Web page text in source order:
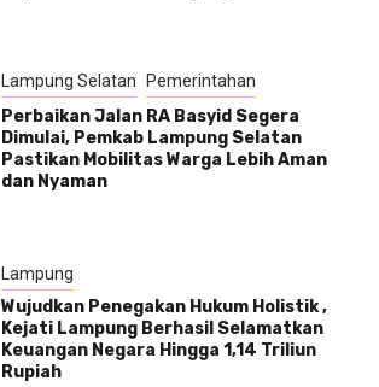
Lampung Selatan Pemerintahan
Perbaikan Jalan RA Basyid Segera
Dimulai, Pemkab Lampung Selatan
Pastikan Mobilitas Warga Lebih Aman
dan Nyaman
Lampung
Wujudkan Penegakan Hukum Holistik ,
Kejati Lampung Berhasil Selamatkan
Keuangan Negara Hingga 1,14 Triliun
Rupiah